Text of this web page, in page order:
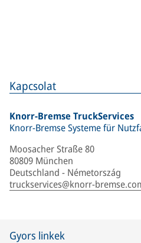
Kapcsolat
Knorr-Bremse TruckServices
Knorr-Bremse Systeme für
Moosacher Straße 80
80809 München
Deutschland - Németország
truckservices@knorr-
Gyors linkek